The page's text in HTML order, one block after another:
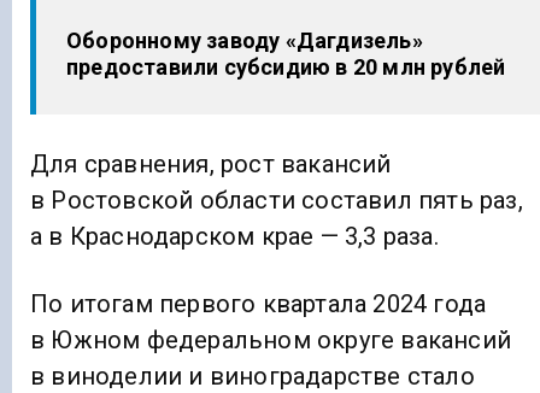
Оборонному заводу «Дагдизель»
предоставили субсидию в 20 млн рублей
Для сравнения, рост вакансий
в Ростовской области составил пять раз,
а в Краснодарском крае — 3,3 раза.
По итогам первого квартала 2024 года
в Южном федеральном округе вакансий
в виноделии и виноградарстве стало